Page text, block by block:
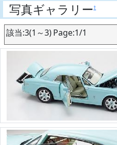
写真ギャラリー†
該当:3(1～3) Page:1/1